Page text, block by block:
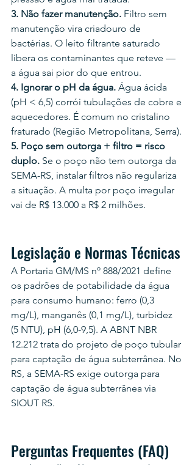
3. Não fazer manutenção. Filtro sem
manutenção vira criadouro de
bactérias. O leito filtrante saturado
libera os contaminantes que reteve —
a água sai pior do que entrou.
4. Ignorar o pH da água. Água ácida
(pH < 6,5) corrói tubulações de cobre e
aquecedores. É comum no cristalino
fraturado (Região Metropolitana, Serra).
5. Poço sem outorga + filtro = risco
duplo. Se o poço não tem outorga da
SEMA-RS, instalar filtros não regulariza
a situação. A multa por poço irregular
vai de R$ 13.000 a R$ 2 milhões.
Legislação e Normas Técnicas
A Portaria GM/MS nº 888/2021 define
os padrões de potabilidade da água
para consumo humano: ferro (0,3
mg/L), manganês (0,1 mg/L), turbidez
(5 NTU), pH (6,0-9,5). A ABNT NBR
12.212 trata do projeto de poço tubular
para captação de água subterrânea. No
RS, a SEMA-RS exige outorga para
captação de água subterrânea via
SIOUT RS.
Perguntas Frequentes (FAQ)